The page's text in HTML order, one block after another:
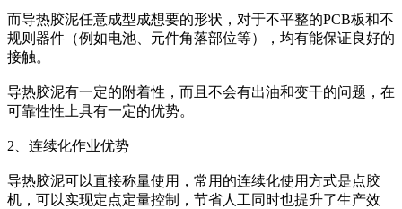
而导热胶泥任意成型成想要的形状，对于不平整的PCB板和不
规则器件（例如电池、元件角落部位等），均有能保证良好的
接触。
导热胶泥有一定的附着性，而且不会有出油和变干的问题，在
可靠性性上具有一定的优势。
2、连续化作业优势
导热胶泥可以直接称量使用，常用的连续化使用方式是点胶
机，可以实现定点定量控制，节省人工同时也提升了生产效